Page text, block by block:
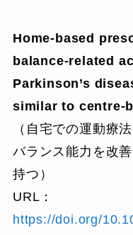
Home-based
balance-related
Parkinson’s
similar to centre-
（自宅での運動療
バランス能力を改
持つ）
URL：
https://doi.org/